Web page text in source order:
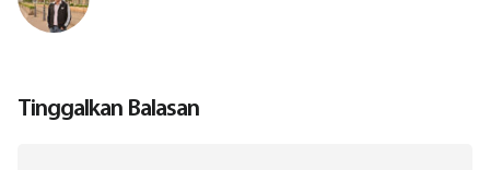
Tinggalkan Balasan